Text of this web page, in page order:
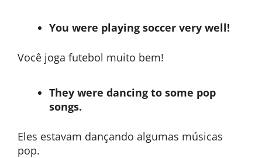
You were playing soccer very well!
Você joga futebol muito bem!
They were dancing to some pop
songs.
Eles estavam dançando algumas músicas
pop.